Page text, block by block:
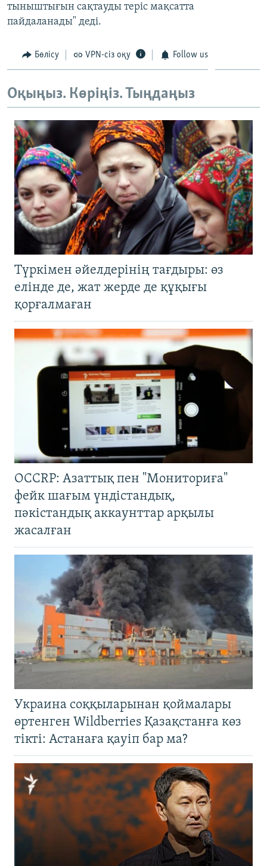
тыныштығын сақтауды теріс мақсатта
пайдаланады" деді.
Бөлісу VPN-сіз оқу Follow us
Оқыңыз. Көріңіз. Тыңдаңыз
Түркімен әйелдерінің тағдыры: өз
елінде де, жат жерде де құқығы
қорғалмаған
OCCRP: Азаттық пен "Мониториға"
фейк шағым үндістандық,
пәкістандық аккаунттар арқылы
жасалған
Украина соққыларынан қоймалары
өртенген Wildberries Қазақстанға көз
тікті: Астанаға қауіп бар ма?